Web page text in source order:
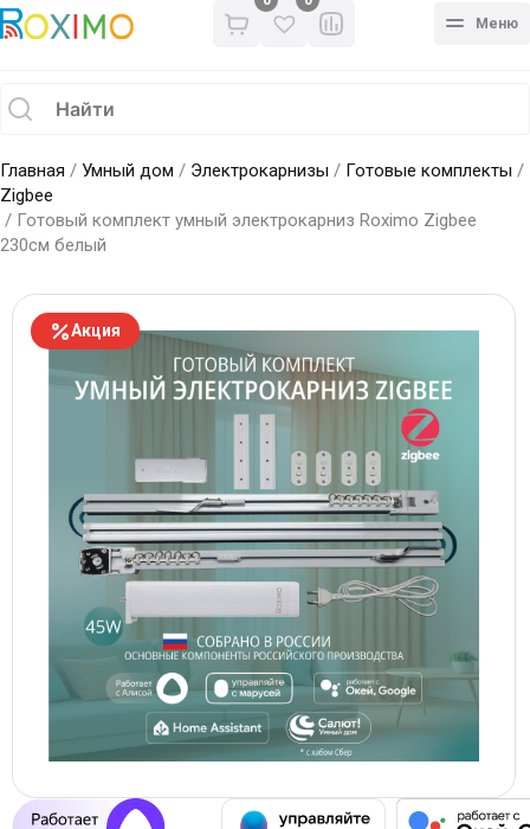
Меню
Главная / Умный дом / Электрокарнизы / Готовые комплекты /
Zigbee
/ Готовый комплект умный электрокарниз Roximo Zigbee
230см белый
Акция